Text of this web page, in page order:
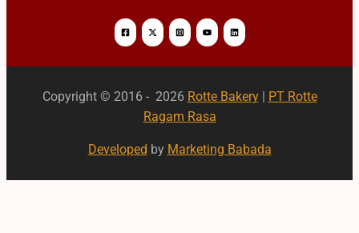
Copyright © 2016 - 2026 Rotte Bakery| PT Rotte
Ragam Rasa
Developed by Marketing Babada